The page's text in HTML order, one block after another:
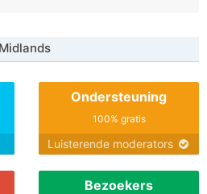
Ondersteuning
100% gratis
Luisterende moderators
Bezoekers